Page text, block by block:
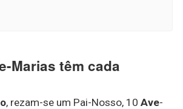
Marias têm cada
, rezam-se um Pai-Nosso, 10 Ave-